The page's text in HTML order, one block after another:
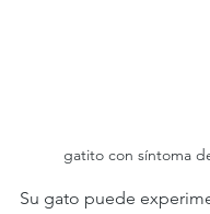
gatito con síntoma
Su gato puede